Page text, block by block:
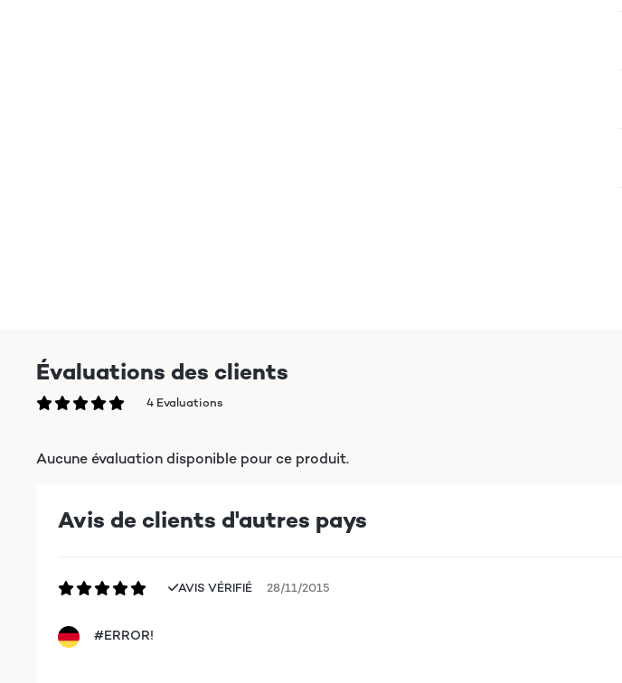
Évaluations des clients
4 Evaluations
Aucune évaluation disponible pour ce produit.
Avis de clients d'autres pays
AVIS VÉRIFIÉ 28/11/2015
#ERROR!